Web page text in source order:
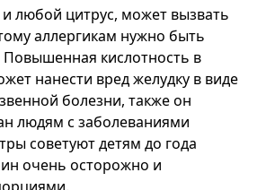
любой цитрус, может вызвать
аллергикам нужно быть
кислотность в
нанести вред желудку в виде
болезни, также он
людям с заболеваниями
советуют детям до года
очень осторожно и